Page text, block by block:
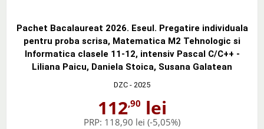
Pachet Bacalaureat 2026. Eseul. Pregatire individuala
pentru proba scrisa, Matematica M2 Tehnologic si
Informatica clasele 11-12, intensiv Pascal C/C++ -
Liliana Paicu, Daniela Stoica, Susana Galatean
DZC - 2025
112,90 lei
PRP: 118,90 lei (-5,05%)